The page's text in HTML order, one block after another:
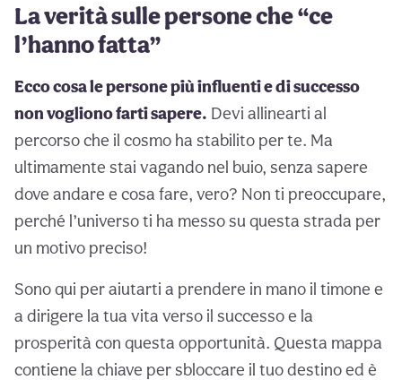
La verità sulle persone che “ce
l’hanno fatta”
Ecco cosa le persone più influenti e di successo
non vogliono farti sapere. Devi allinearti al
percorso che il cosmo ha stabilito per te. Ma
ultimamente stai vagando nel buio, senza sapere
dove andare e cosa fare, vero? Non ti preoccupare,
perché l’universo ti ha messo su questa strada per
un motivo preciso!
Sono qui per aiutarti a prendere in mano il timone e
a dirigere la tua vita verso il successo e la
prosperità con questa opportunità. Questa mappa
contiene la chiave per sbloccare il tuo destino ed è